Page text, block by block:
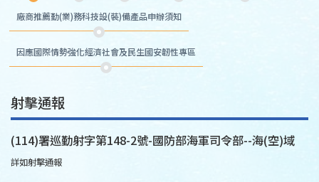
廠商推薦勤(業)務科技設(裝)備產品申辦須知
因應國際情勢強化經濟社會及民生國安韌性專區
射擊通報
(114)署巡勤射字第148-2號-國防部海軍司令部--海(空)域
詳如射擊通報